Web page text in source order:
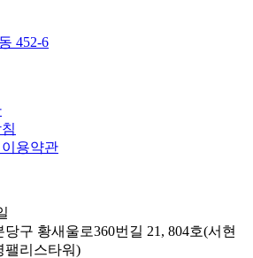
452-6
용약관
구 황새울로360번길 21, 804호(서현
팰리스타워)